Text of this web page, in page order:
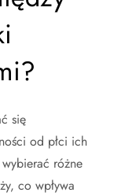
się
od płci ich
różne
co wpływa